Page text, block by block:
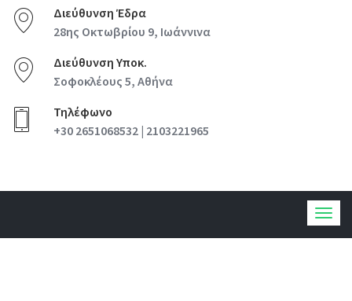
Διεύθυνση Έδρα
28ης Οκτωβρίου 9, Ιωάννινα
Διεύθυνση Υποκ.
Σοφοκλέους 5, Αθήνα
Τηλέφωνο
+30 2651068532 | 2103221965